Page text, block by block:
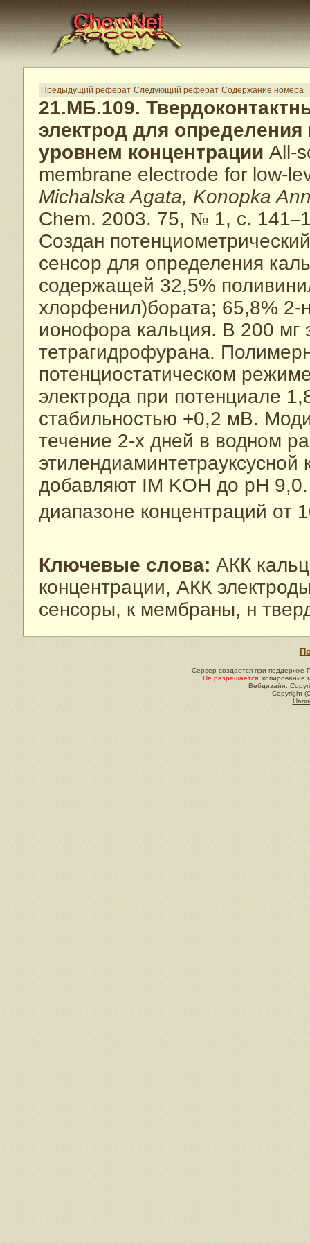
Предыдущий реферат Следующий реферат Содержание номера
21.МБ.109.
электрод для
уровнем концентрации All-
membrane electrode for low-
Michalska Agata, Konopka
Chem. 2003. 75, № 1, с. 141–
Создан
сенсор для определения
содержащей 32,5%
хлорфенил)бората; 65,8%
ионофора кальция. В 200 мг
тетрагидрофурана.
потенциостатическом
электрода при потенциале
стабильностью +0,2 мВ.
течение 2-х дней в водном
добавляют IM KOH до pH
диапазоне концентраций от
Ключевые слова: АКК
концентрации, АКК
сенсоры, к мембраны, н
Сервер создается при поддержке
Не разрешается копирование
Вебдизайн:
Copyright